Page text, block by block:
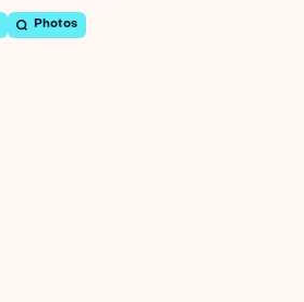
Photos